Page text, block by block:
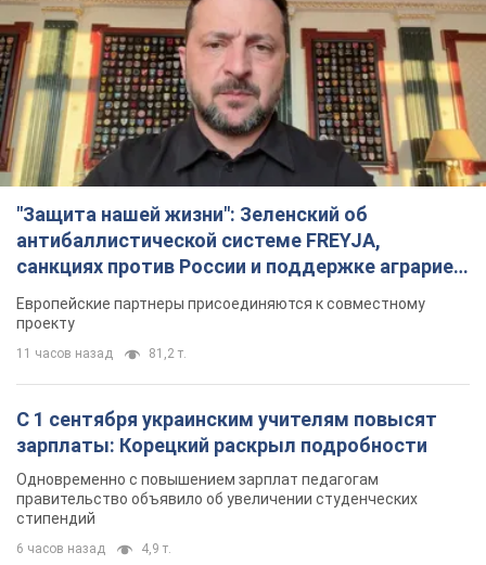
"Защита нашей жизни": Зеленский об
антибаллистической системе FREYJA,
санкциях против России и поддержке аграриев.
Видео
Европейские партнеры присоединяются к совместному
проекту
11 часов назад 81,2 т.
С 1 сентября украинским учителям повысят
зарплаты: Корецкий раскрыл подробности
Одновременно с повышением зарплат педагогам
правительство объявило об увеличении студенческих
стипендий
6 часов назад 4,9 т.